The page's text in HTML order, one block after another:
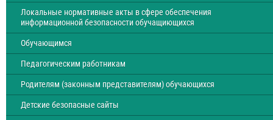
Локальные нормативные акты в сфере обеспечения
информационной безопасности обучащиющихся
Обучающимся
Педагогическим работникам
Родителям (законным представителям) обучающихся
Детские безопасные сайты